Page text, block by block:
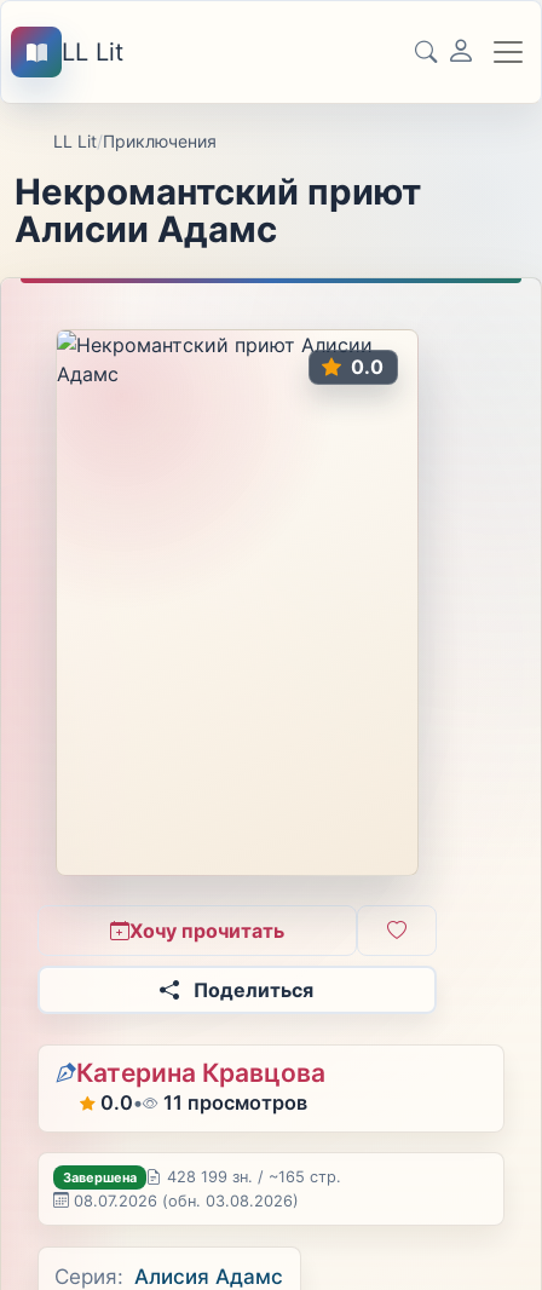
LL Lit
LL Lit/Приключения
Некромантский приют
Алисии Адамс
0.0
Хочу прочитать
Поделиться
Катерина Кравцова
0.0• 11 просмотров
Завершена
428 199 зн. / ~165 стр.
08.07.2026 (обн. 03.08.2026)
Серия: Алисия Адамс